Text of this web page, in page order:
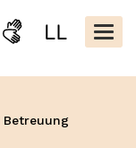
Gebärdensprache
Leicht
Betreuung